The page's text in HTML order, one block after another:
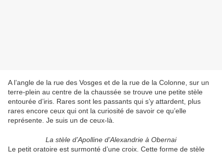
A l’angle de la rue des Vosges et de la rue de la Colonne, sur un
terre-plein au centre de la chaussée se trouve une petite stèle
entourée d’iris. Rares sont les passants qui s’y attardent, plus
rares encore ceux qui ont la curiosité de savoir ce qu’elle
représente. Je suis un de ceux-là.
La stèle d’Apolline d’Alexandrie à Obernai
Le petit oratoire est surmonté d’une croix. Cette forme de stèle